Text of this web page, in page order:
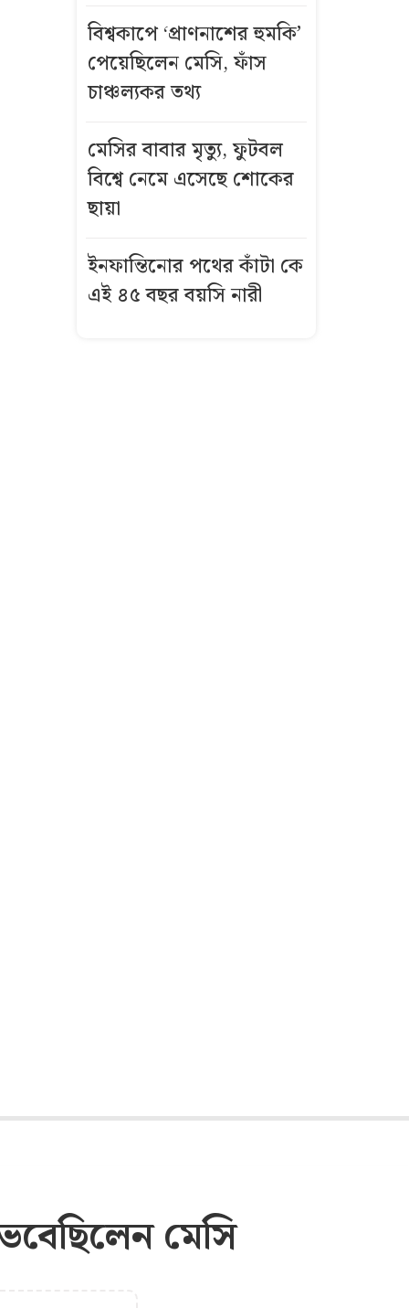
বিমানের পিছু
নিলেন
বাংলাদেশি নারী
প্রধানমন্ত্রীকে ডিম
মারলো বিরোধী
বিএনপির
রাষ্ট্রপতি পদের
বিশ্বকাপে ‘প্রাণনাশের হুমকি’
পেয়েছিলেন মেসি, ফাঁস
চাঞ্চল্যকর তথ্য
মেসির বাবার মৃত্যু, ফুটবল
বিশ্বে নেমে এসেছে শোকের
ছায়া
ইনফান্তিনোর পথের কাঁটা কে
এই ৪৫ বছর বয়সি নারী
মেসি